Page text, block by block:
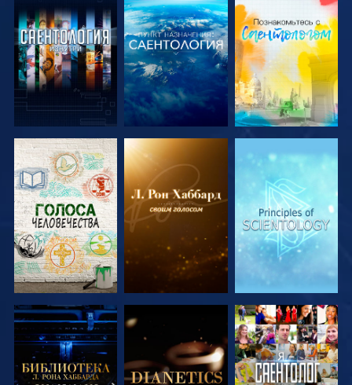
СМОТРЕТЬ
ПЕРЕДАЧИ
СМОТРЕТЬ
ПЕРЕДАЧИ
СМОТРЕТЬ
ПЕРЕДАЧИ
СМОТРЕТЬ
ПЕРЕДАЧИ
СМОТРЕТЬ
ПЕРЕДАЧИ
СМОТРЕТЬ